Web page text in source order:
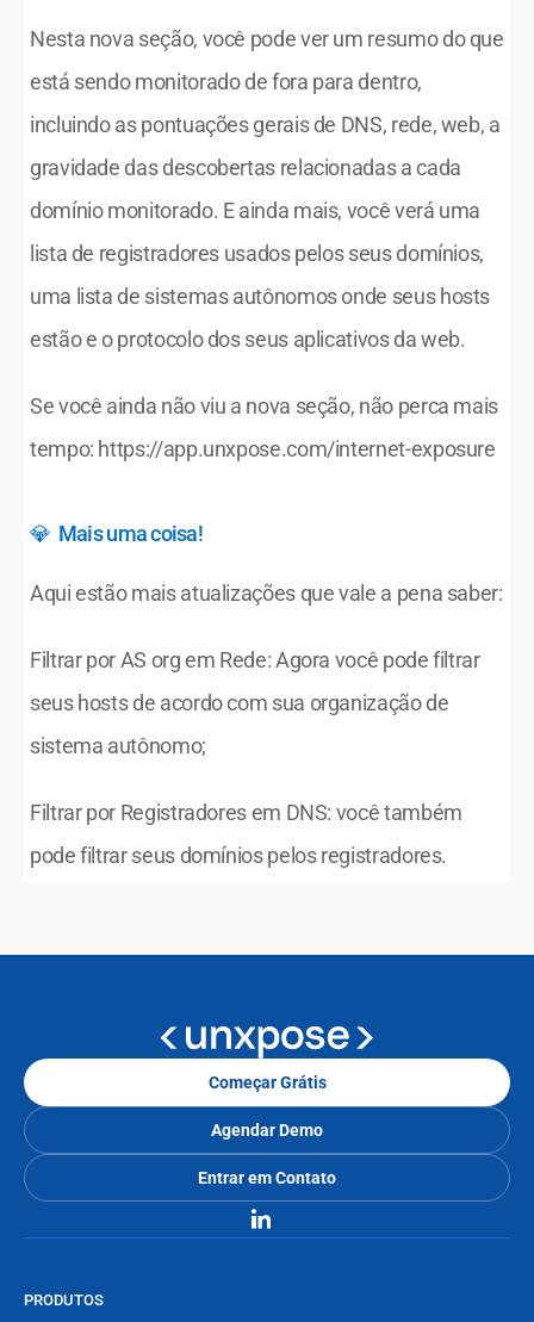
Nesta nova seção, você pode ver um resumo do que
está sendo monitorado de fora para dentro,
incluindo as pontuações gerais de DNS, rede, web, a
gravidade das descobertas relacionadas a cada
domínio monitorado. E ainda mais, você verá uma
lista de registradores usados ​​pelos seus domínios,
uma lista de sistemas autônomos onde seus hosts
estão e o protocolo dos seus aplicativos da web.
Se você ainda não viu a nova seção, não perca mais
tempo: https://app.unxpose.com/internet-exposure
💎  Mais uma coisa!
Aqui estão mais atualizações que vale a pena saber:
Filtrar por AS org em Rede: Agora você pode filtrar
seus hosts de acordo com sua organização de
sistema autônomo;
Filtrar por Registradores em DNS: você também
pode filtrar seus domínios pelos registradores.
Começar Grátis
Agendar Demo
Entrar em Contato
PRODUTOS